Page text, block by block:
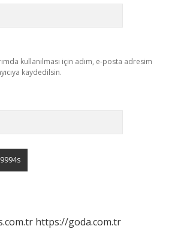
kullanılması için adım, e-posta adresim
kaydedilsin.
https://goda.com.tr